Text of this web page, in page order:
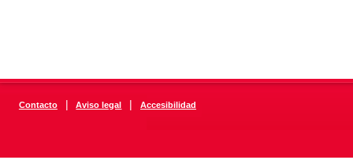
Contacto | Aviso legal | Accesibilidad